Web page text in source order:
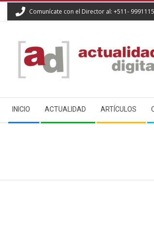
Comunícate con el Director al: +511-
ACTUALIDAD
DIGITAL
Navigation
Menu
INICIO ACTUALIDAD ARTÍCULOS